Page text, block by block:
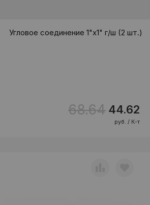
Угловое соединение 1"х1" г/ш (2 шт.)
68.64 44.62
руб. / К-т